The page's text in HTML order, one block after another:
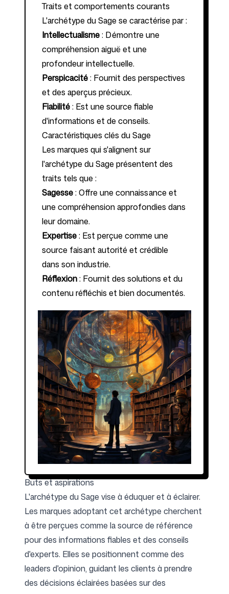
Traits et comportements courants
L'archétype du Sage se caractérise par :
Intellectualisme: Démontre une
compréhension aiguë et une
profondeur intellectuelle.
Perspicacité: Fournit des perspectives
et des aperçus précieux.
Fiabilité: Est une source fiable
d'informations et de conseils.
Caractéristiques clés du Sage
Les marques qui s'alignent sur
l'archétype du Sage présentent des
traits tels que :
Sagesse: Offre une connaissance et
une compréhension approfondies dans
leur domaine.
Expertise: Est perçue comme une
source faisant autorité et crédible
dans son industrie.
Réflexion: Fournit des solutions et du
contenu réfléchis et bien documentés.
Buts et aspirations
L'archétype du Sage vise à éduquer et à éclairer.
Les marques adoptant cet archétype cherchent
à être perçues comme la source de référence
pour des informations fiables et des conseils
d'experts. Elles se positionnent comme des
leaders d'opinion, guidant les clients à prendre
des décisions éclairées basées sur des